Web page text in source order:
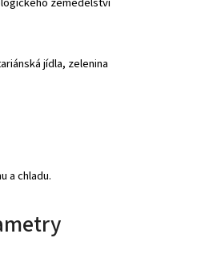
jídla, zelenina
a chladu.